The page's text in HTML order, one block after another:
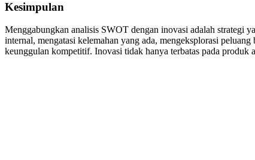
Kesimpulan
Menggabungkan analisis SWOT dengan inovasi adalah strategi
internal, mengatasi kelemahan yang ada, mengeksplorasi
keunggulan kompetitif. Inovasi tidak hanya terbatas pada produk